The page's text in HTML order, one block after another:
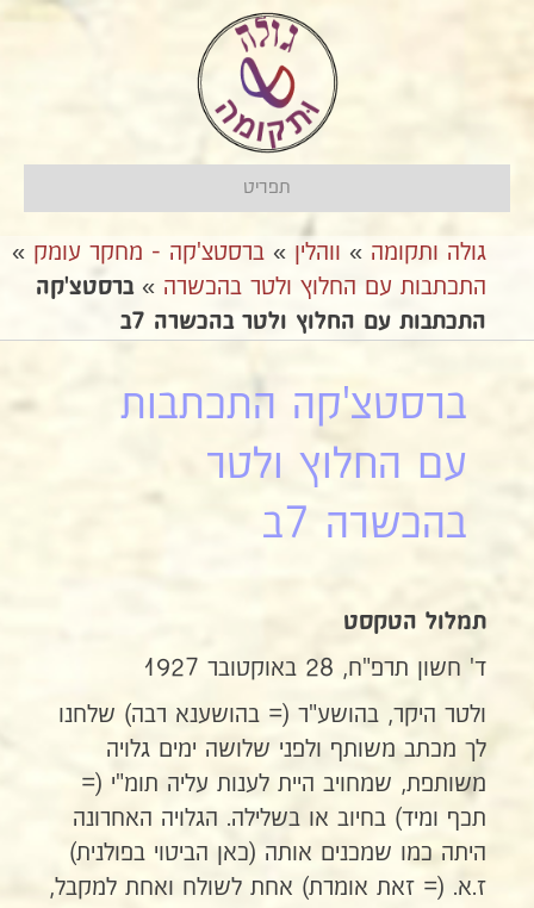
תפריט
גולה ותקומה » ווהלין » ברסטצ'קה - מחקר עומק »
התכתבות עם החלוץ ולטר בהכשרה »ברסטצ'קה
התכתבות עם החלוץ ולטר בהכשרה 7ב
ברסטצ'קה התכתבות
עם החלוץ ולטר
בהכשרה 7ב
תמלול הטקסט
ד' חשון תרפ"ח, 28 באוקטובר 1927
ולטר היקר, בהושע"ר (= בהושענא רבה) שלחנו
לך מכתב משותף ולפני שלושה ימים גלויה
משותפת, שמחויב היית לענות עליה תומ"י (=
תכף ומיד) בחיוב או בשלילה. הגלויה האחרונה
היתה כמו שמכנים אותה (כאן הביטוי בפולנית)
ז.א. (= זאת אומרת) אחת לשולח ואחת למקבל,